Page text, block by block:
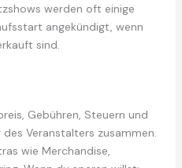
werden oft einige
angekündigt, wenn
sind.
Gebühren, Steuern und
Veranstalters zusammen.
wie Merchandise,